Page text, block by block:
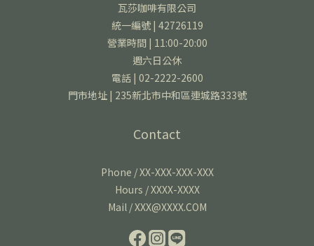
瓦莎咖啡有限公司
統一編號 | 42726119
營業時間 | 11:00-20:00
週六日公休
電話 | 02-2222-2600
門市地址 | 235新北市中和區連城路333號
Contact
Phone / XX-XXX-XXX-XXX
Hours / XXXX-XXXX
Mail / XXX@XXXX.COM